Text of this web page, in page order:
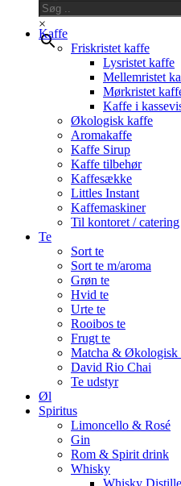
×
Kaffe
Friskristet kaffe
Lysristet kaffe
Mellemristet
Mørkristet
Kaffe i
Økologisk kaffe
Aromakaffe
Kaffe Sirup
Kaffe tilbehør
Kaffesække
Littles Instant
Kaffemaskiner
Til kontoret / catering
Te
Sort te
Sort te m/aroma
Grøn te
Hvid te
Urte te
Rooibos te
Frugt te
Matcha & Økologisk
David Rio Chai
Te udstyr
Øl
Spiritus
Limoncello & Rosé
Gin
Rom & Spirit drink
Whisky
Whisky